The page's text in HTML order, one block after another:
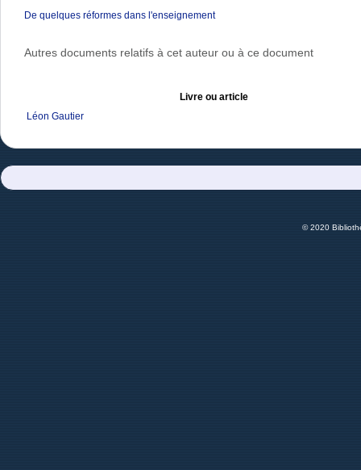
De quelques réformes dans l'enseignement
Autres documents relatifs à cet auteur ou à ce document
Livre ou article
Léon Gautier
© 2020